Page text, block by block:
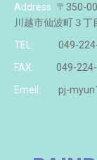
Address 〒350-
川越市仙波町３
TEL:
049-
FAX:
049-
Emeil:
pj-